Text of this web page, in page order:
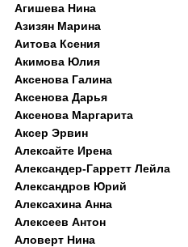
Агишева Нина
Азизян Марина
Аитова Ксения
Акимова Юлия
Аксенова Галина
Аксенова Дарья
Аксенова Маргарита
Аксер Эрвин
Алексайте Ирена
Александер-Гарретт Лейла
Александров Юрий
Алексахина Анна
Алексеев Антон
Аловерт Нина